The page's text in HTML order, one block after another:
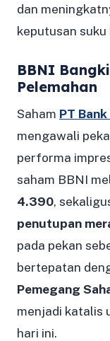
dan
keputusan suku
BBNI
Pelemahan
Saham PT
mengawali
performa
saham BBNI
4.390,
penutupan
pada pekan
bertepatan
Pemegang
menjadi katalis
hari ini.